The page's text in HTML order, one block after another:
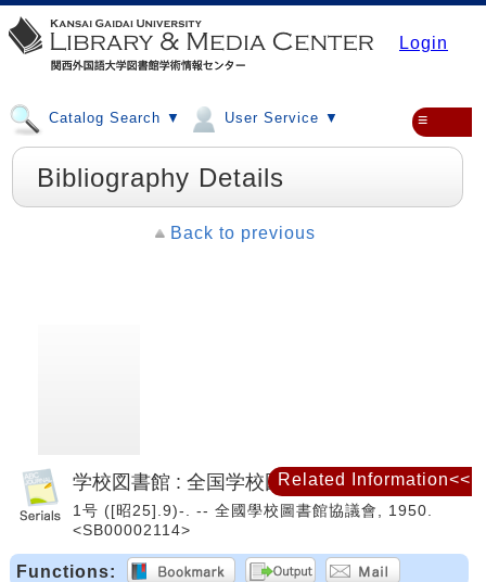
Login
Catalog Search ▼ User Service ▼ ≡
Bibliography Details
Back to previous
学校図書館 : 全国学校図書館協議会機関誌
1号 ([昭25].9)-. -- 全國學校圖書館協議會, 1950.
<SB00002114>
Functions:
Related Information<<